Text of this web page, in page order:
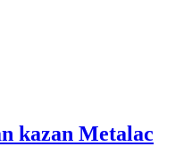
kazan Metalac